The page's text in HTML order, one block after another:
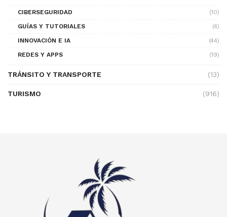
CIBERSEGURIDAD
(10)
GUÍAS Y TUTORIALES
(4)
INNOVACIÓN E IA
(44)
REDES Y APPS
(19)
TRÁNSITO Y TRANSPORTE (13)
TURISMO (916)